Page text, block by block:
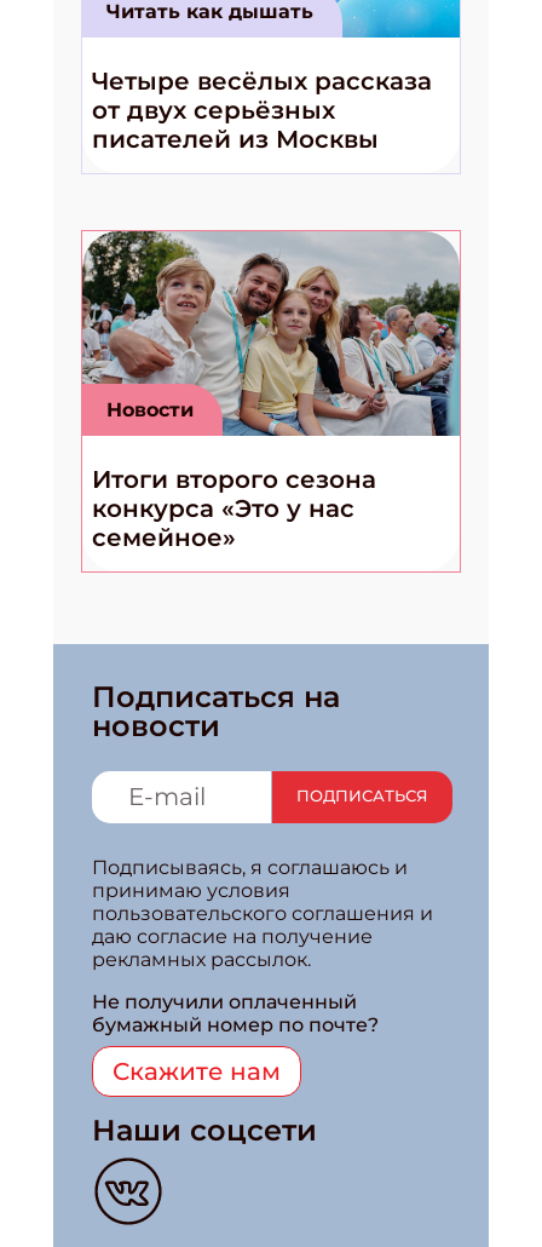
Читать как дышать
Четыре весёлых рассказа
от двух серьёзных
писателей из Москвы
Новости
Итоги второго сезона
конкурса «Это у нас
семейное»
Подписаться на
новости
ПОДПИСАТЬСЯ
Подписываясь, я соглашаюсь и
принимаю условия
пользовательского соглашения и
даю согласие на получение
рекламных рассылок.
Не получили оплаченный
бумажный номер по почте?
Скажите нам
Наши соцсети